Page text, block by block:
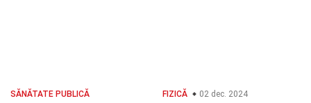
SĂNĂTATE PUBLICĂ
FIZICĂ 02 dec. 2024